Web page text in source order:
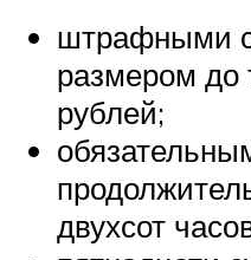
штрафными
размером до
рублей;
двухсот